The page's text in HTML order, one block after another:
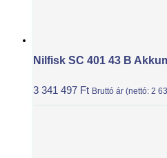
Nilfisk SC 401 43 B
3 341 497 Ft Bruttó ár (nettó: 2